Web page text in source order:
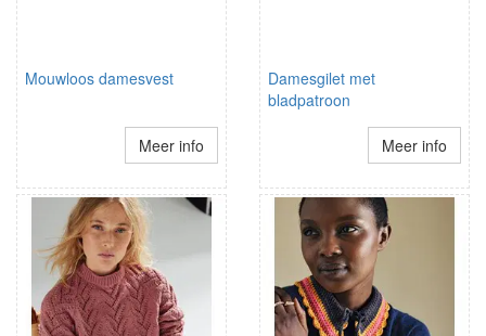
Mouwloos damesvest
Meer info
Damesgilet met
bladpatroon
Meer info